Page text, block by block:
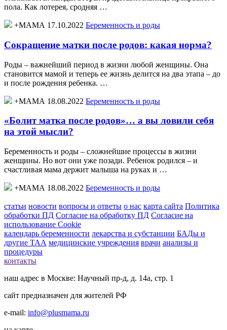
пола. Как лотерея, сродняя …
+МАМА 17.10.2022 Беременность и роды
Сокращение матки после родов: какая норма?
Роды – важнейший период в жизни любой женщины. Она
становится мамой и теперь ее жизнь делится на два этапа – до
и после рождения ребенка. …
+МАМА 18.08.2022 Беременность и роды
«Болит матка после родов»… а вы ловили себя
на этой мысли?
Беременность и роды – сложнейшие процессы в жизни
женщины. Но вот они уже позади. Ребенок родился – и
счастливая мама держит малыша на руках и …
+МАМА 18.08.2022 Беременность и роды
статьи новости вопросы и ответы о нас карта сайта Политика
обработки ПД Согласие на обработку ПД Согласие на
использование Cookie
календарь беременности лекарства и субстанции БАДы и
другие ТАА медицинские учреждения врачи анализы и
процедуры
контакты
наш адрес в Москве: Научный пр-д, д. 14а, стр. 1
сайт предназначен для жителей РФ
e-mail: info@plusmama.ru